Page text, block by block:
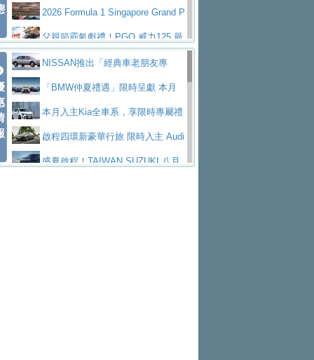
場
eugeot 208小改款發表上市94.8萬起
大馬力超過1000匹並具備530公里最大續航
里程
小車大空間、座艙科技更先進，SK
ODA發表全新純電跨界休旅Eipq祭平民化車
價89萬起
賓士AMG.EA專屬平台首作，Merc
edes-AMG 全新GT 4-Door Coupe全球首發
福斯推出首款GTI純電性能掀背ID.
Polo GTI，擁有226匹馬力和零百加速 6.8
秒的實力
Jaguar 公布四門 GT車款正式車名
為JAGUAR TYPE 01
終於跟上進度，LEXUS發表首款三
排六座純電旗艦休旅 TZ
有錢也買不到的Golf R！福斯打造
全新Golf R 24h賽車將挑戰紐柏林24小時耐
SKODA公布全新小型純電跨界休旅
務 讓電動車化身行動儲能系統
2026 Formula 1 Singapore Grand P
rix 新加坡大獎賽 Audi 極速之旅開放報名
父親節霸氣獻禮！PGO 威力125 最
低入手價 $60,900 起 省油ｘ安全ｘ大空間
陪爸爸輕鬆
HYUNDAI PORTER II逆勢成長，
勇奪中型貨車銷售冠軍
和運租車榮獲國家品牌玉山獎 以智
慧移動與綠能創新
福斯商旅挺頭家 推出「德系質感 精
算圓夢」專案格上租車暑期享8% LINE POINTS
回饋 再抽黑鑰匙尊榮禮遇
NISSAN X-TRAIL 上市首月銷量
NISSAN推出「經典車老朋友專
案」 以匠人精神煥新珍品座駕
「BMW仲夏禮遇」限時呈獻 本月
入主即享尊榮豪華五星假期 多元優購方案
同步實施
本月入主Kia全車系，享限時專屬禮
遇 啟程四環新豪華行旅 限時入主 Audi
A6 旗艦陣容 低月付5,888元起及3 年乙式險
盛夏啟程！TAIWAN SUZUKI 八月